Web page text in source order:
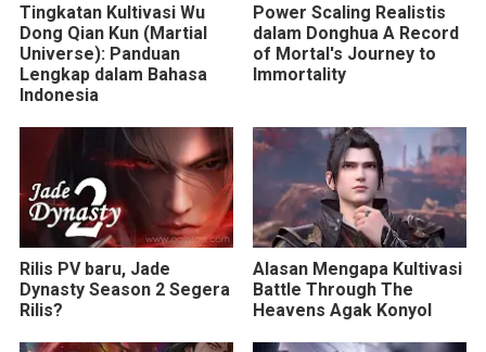
Tingkatan Kultivasi Wu
Dong Qian Kun (Martial
Universe): Panduan
Lengkap dalam Bahasa
Indonesia
Power Scaling Realistis
dalam Donghua A Record
of Mortal's Journey to
Immortality
Rilis PV baru, Jade
Dynasty Season 2 Segera
Rilis?
Alasan Mengapa Kultivasi
Battle Through The
Heavens Agak Konyol